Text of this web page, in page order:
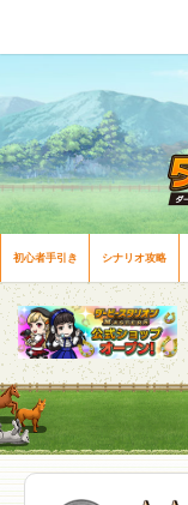
初心者手引き シナリオ攻略